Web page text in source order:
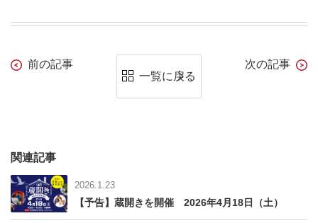
前の記事
次の記事
一覧に戻る
関連記事
2026.1.23
【予告】蔵開きを開催 2026年4月18日（土）